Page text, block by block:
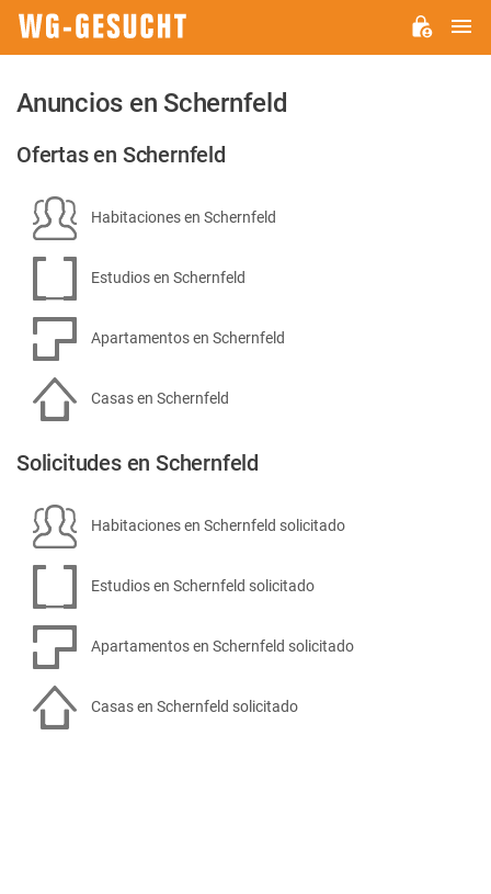
Anuncios en Schernfeld
Ofertas en Schernfeld
Habitaciones en Schernfeld
Estudios en Schernfeld
Apartamentos en Schernfeld
Casas en Schernfeld
Solicitudes en Schernfeld
Habitaciones en Schernfeld solicitado
Estudios en Schernfeld solicitado
Apartamentos en Schernfeld solicitado
Casas en Schernfeld solicitado